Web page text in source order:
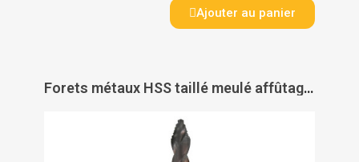
Ajouter au panier
Forets métaux HSS taillé meulé affûtage Tivoly Smart Point - TIVOLY